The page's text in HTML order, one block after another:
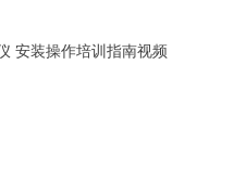
安装操作培训指南视频